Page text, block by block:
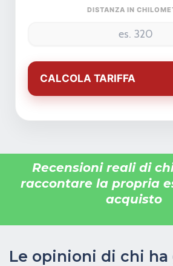
DISTANZA IN
CALCOLA TARIFFA
Recensioni reali di
raccontare la propria
acquisto
Le opinioni di chi ha